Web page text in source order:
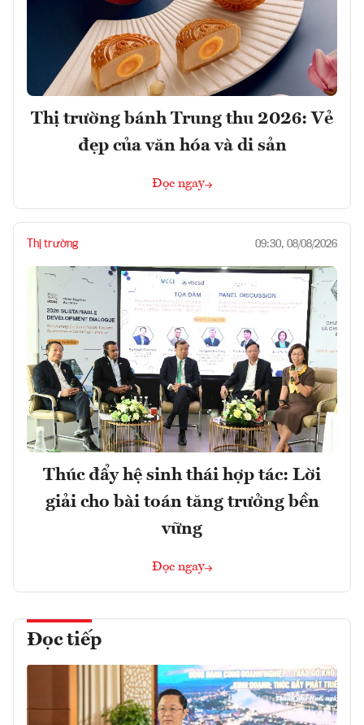
Thị trường bánh Trung thu 2026: Vẻ
đẹp của văn hóa và di sản
Đọc ngay
Thị trường 09:30, 08/08/2026
Thúc đẩy hệ sinh thái hợp tác: Lời
giải cho bài toán tăng trưởng bền
vững
Đọc ngay
Đọc tiếp